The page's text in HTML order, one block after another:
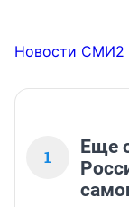
Новости СМИ2
1
Еще